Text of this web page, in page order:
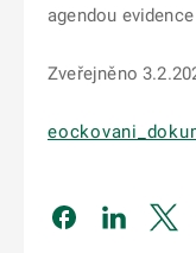
agendou
Zveřejněno
Odkaz se